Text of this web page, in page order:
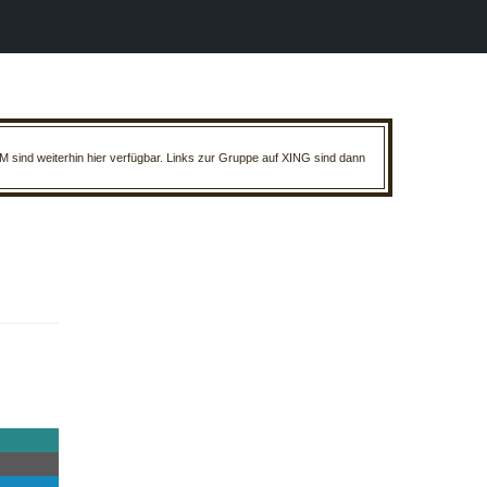
sind weiterhin hier verfügbar. Links zur Gruppe auf XING sind dann